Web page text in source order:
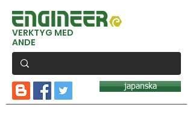
VERKTYG MED
ANDE
japanska